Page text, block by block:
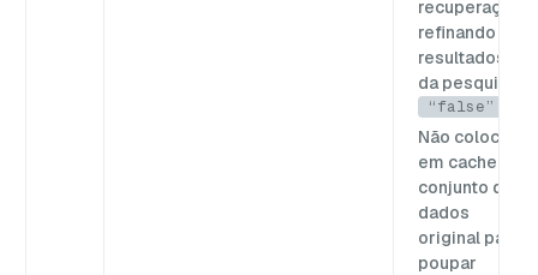
recuperação,
refinando os
resultados
da pesquisa.
“false”
Não coloca
em cache o
conjunto de
dados
original para
poupar